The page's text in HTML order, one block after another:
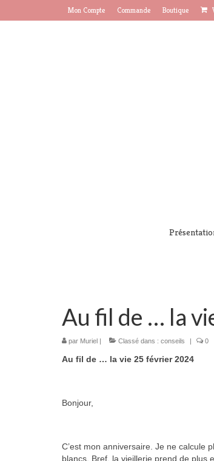
Mon Compte Commande Boutique
Au fil de … la
par Muriel | Classé dans : conseils | 0
Au fil de … la vie 25 février 2024
Bonjour,
C’est mon anniversaire. Je ne calcule
blancs. Bref, la vieillerie prend de plus